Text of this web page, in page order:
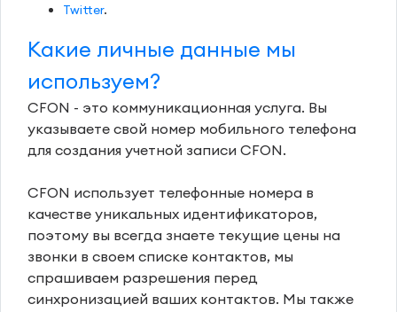
Twitter.
Какие личные данные мы
используем?
CFON - это коммуникационная услуга. Вы
указываете свой номер мобильного телефона
для создания учетной записи CFON.
CFON использует телефонные номера в
качестве уникальных идентификаторов,
поэтому вы всегда знаете текущие цены на
звонки в своем списке контактов, мы
спрашиваем разрешения перед
синхронизацией ваших контактов. Мы также